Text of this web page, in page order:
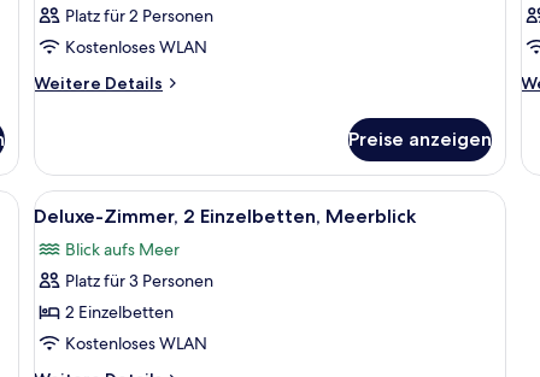
Platz für 2 Personen
Kostenloses WLAN
Weitere Details
Weitere
Preise anzeigen
Alle
Fotos
für
Deluxe-
Zimmer,
2 Einzelbetten,
Meerblick
Ein modernes Hotelzimmer mit
5
Deluxe-Zimmer, 2 Einzelbetten, Meerblick
Blick aufs Meer
Platz für 3 Personen
2 Einzelbetten
Kostenloses WLAN